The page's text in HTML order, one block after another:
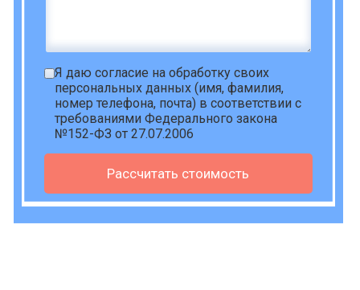
Я даю согласие на обработку своих
персональных данных (имя, фамилия,
номер телефона, почта) в соответствии с
требованиями Федерального закона
№152-ФЗ от 27.07.2006
Рассчитать стоимость